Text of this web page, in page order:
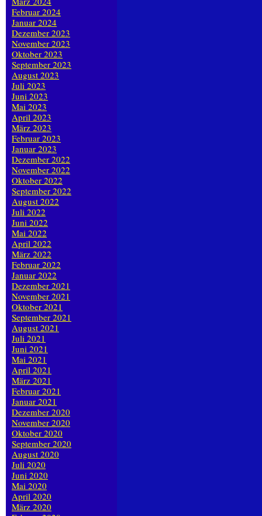
Februar 2024
Januar 2024
Dezember 2023
November 2023
Oktober 2023
September 2023
August 2023
Juli 2023
Juni 2023
Mai 2023
April 2023
März 2023
Februar 2023
Januar 2023
Dezember 2022
November 2022
Oktober 2022
September 2022
August 2022
Juli 2022
Juni 2022
Mai 2022
April 2022
März 2022
Februar 2022
Januar 2022
Dezember 2021
November 2021
Oktober 2021
September 2021
August 2021
Juli 2021
Juni 2021
Mai 2021
April 2021
März 2021
Februar 2021
Januar 2021
Dezember 2020
November 2020
Oktober 2020
September 2020
August 2020
Juli 2020
Juni 2020
Mai 2020
April 2020
März 2020